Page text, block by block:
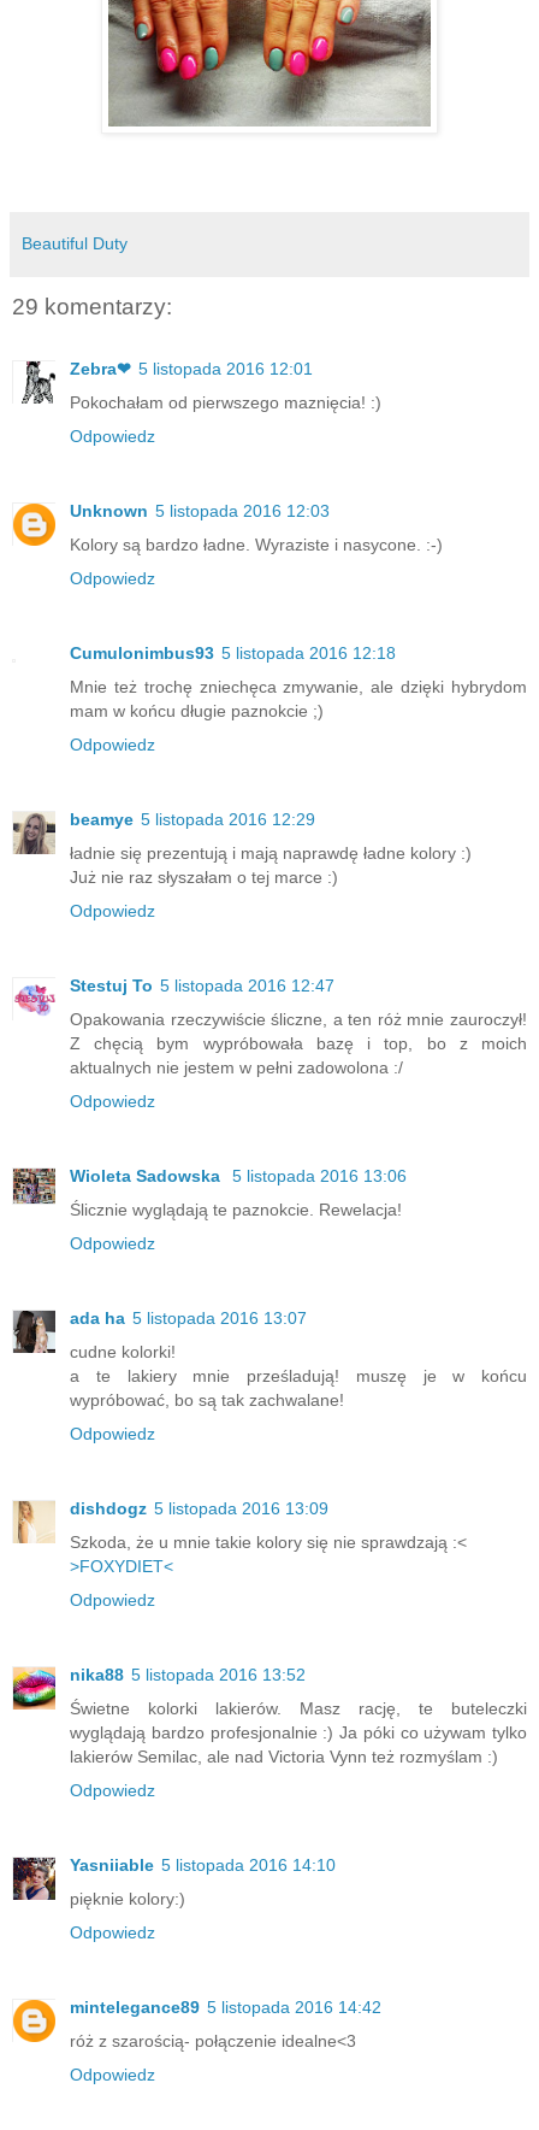
Beautiful Duty
29 komentarzy:
Zebra❤ 5 listopada 2016 12:01
Pokochałam od pierwszego maznięcia! :)
Odpowiedz
Unknown 5 listopada 2016 12:03
Kolory są bardzo ładne. Wyraziste i nasycone. :-)
Odpowiedz
Cumulonimbus93 5 listopada 2016 12:18
Mnie też trochę zniechęca zmywanie, ale dzięki hybrydom
mam w końcu długie paznokcie ;)
Odpowiedz
beamye 5 listopada 2016 12:29
ładnie się prezentują i mają naprawdę ładne kolory :)
Już nie raz słyszałam o tej marce :)
Odpowiedz
Stestuj To 5 listopada 2016 12:47
Opakowania rzeczywiście śliczne, a ten róż mnie zauroczył!
Z chęcią bym wypróbowała bazę i top, bo z moich
aktualnych nie jestem w pełni zadowolona :/
Odpowiedz
Wioleta Sadowska
5 listopada 2016 13:06
Ślicznie wyglądają te paznokcie. Rewelacja!
Odpowiedz
ada ha 5 listopada 2016 13:07
cudne kolorki!
a te lakiery mnie prześladują! muszę je w końcu
wypróbować, bo są tak zachwalane!
Odpowiedz
dishdogz 5 listopada 2016 13:09
Szkoda, że u mnie takie kolory się nie sprawdzają :<
>FOXYDIET<
Odpowiedz
nika88 5 listopada 2016 13:52
Świetne kolorki lakierów. Masz rację, te buteleczki
wyglądają bardzo profesjonalnie :) Ja póki co używam tylko
lakierów Semilac, ale nad Victoria Vynn też rozmyślam :)
Odpowiedz
Yasniiable 5 listopada 2016 14:10
pięknie kolory:)
Odpowiedz
mintelegance89 5 listopada 2016 14:42
róż z szarością- połączenie idealne<3
Odpowiedz